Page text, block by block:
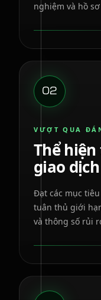
nghiệm và hồ
02
VƯỢT QUA
Thể
giao dịch
Đạt các mục
tuân thủ giới
và thông số rủi